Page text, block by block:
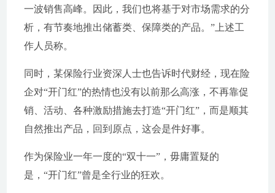
一波销售高峰。因此，我们也将基于对市场需求的分
析，有节奏地推出储蓄类、保障类的产品。”上述工
作人员称。
同时，某保险行业资深人士也告诉时代财经，现在险
企对“开门红”的热情也没有以前那么高涨，不再靠促
销、活动、各种激励措施去打造“开门红”，而是顺其
自然推出产品，回到原点，这会是件好事。
作为保险业一年一度的“双十一”，毋庸置疑的
是，“开门红”曾是全行业的狂欢。